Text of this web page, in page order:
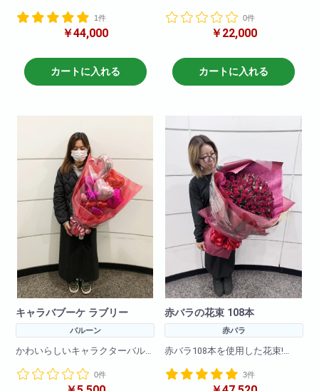
大事な記念日に・誕生日にイン
パクト抜群!大切な方への贈り物
その他、黄色・ピンク・白・オ
レンジなどでも作成可能です。
※お花の仕入れの関係上入荷出来
ない場合もございますので
ご了承下さいませ。
1件
￥44,000
カートに入れる
その他、黄色・ピンク・白・オ
備考欄に何色で作成希望と記載
頂ければ大丈夫です。
あらかじめご了承くださいま
W 40cm
H 55cm
0件
￥22,000
カートに入れる
キャラバブーケ ラブリー
バルーン
かわいらしいキャラクターバル
バルーンのみで作成しているの
0件
赤バラの花束 108本
赤バラ
赤バラ108本を使用した花束!
大事な記念日に・誕生日にイン
3件